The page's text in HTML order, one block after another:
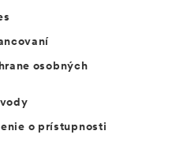
osobných
o prístupnosti